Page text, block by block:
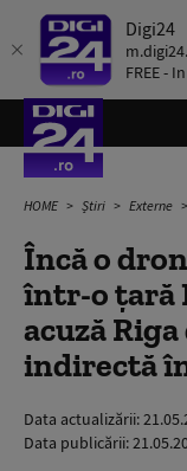
Digi24
FREE -
HOME Știri Externe
Încă o
într-o țară
acuză
indirectă
Data actualizării:
Data publicării: